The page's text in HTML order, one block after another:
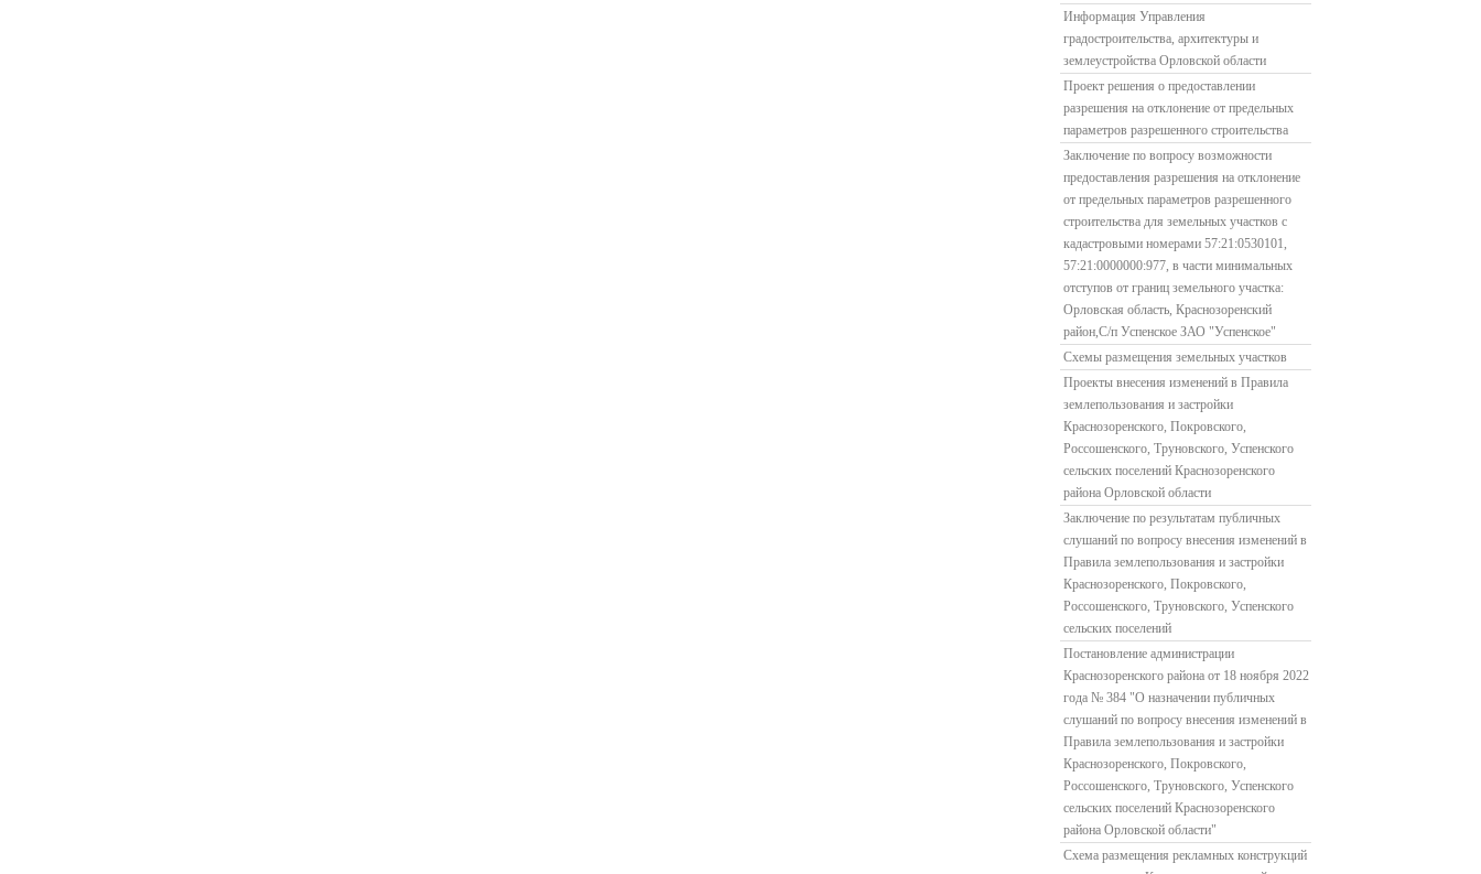
Информация Управления
градостроительства, архитектуры и
землеустройства Орловской области
Проект решения о предоставлении
разрешения на отклонение от предельных
параметров разрешенного строительства
Заключение по вопросу возможности
предоставления разрешения на отклонение
от предельных параметров разрешенного
строительства для земельных участков с
кадастровыми номерами 57:21:0530101,
57:21:0000000:977, в части минимальных
отступов от границ земельного участка:
Орловская область, Краснозоренский
район,С/п Успенское ЗАО "Успенское"
Схемы размещения земельных участков
Проекты внесения изменений в Правила
землепользования и застройки
Краснозоренского, Покровского,
Россошенского, Труновского, Успенского
сельских поселений Краснозоренского
района Орловской области
Заключение по результатам публичных
слушаний по вопросу внесения изменений в
Правила землепользования и застройки
Краснозоренского, Покровского,
Россошенского, Труновского, Успенского
сельских поселений
Постановление администрации
Краснозоренского района от 18 ноября 2022
года № 384 "О назначении публичных
слушаний по вопросу внесения изменений в
Правила землепользования и застройки
Краснозоренского, Покровского,
Россошенского, Труновского, Успенского
сельских поселений Краснозоренского
района Орловской области"
Схема размещения рекламных конструкций